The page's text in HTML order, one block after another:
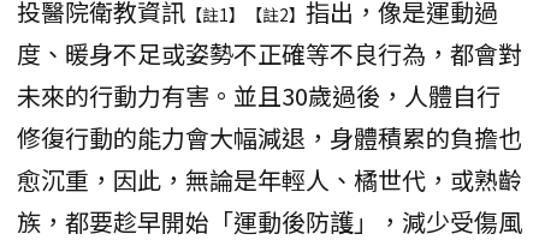
投醫院衛教資訊 【註1】【註2】 指出，像是運動過
度、暖身不足或姿勢不正確等不良行為，都會對
未來的行動力有害。並且30歲過後，人體自行
修復行動的能力會大幅減退，身體積累的負擔也
愈沉重，因此，無論是年輕人、橘世代，或熟齡
族，都要趁早開始「運動後防護」，減少受傷風